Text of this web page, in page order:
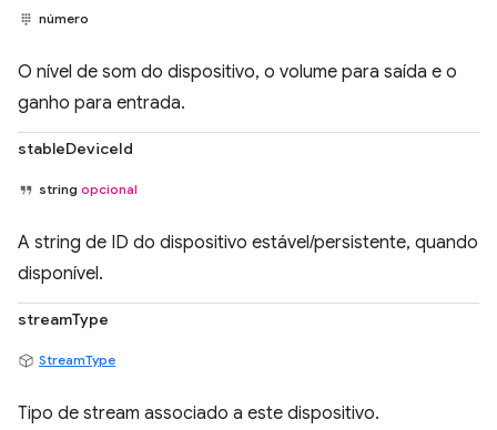
número
O nível de som do dispositivo, o volume para saída e o
ganho para entrada.
stableDeviceId
string opcional
A string de ID do dispositivo estável/persistente, quando
disponível.
streamType
StreamType
Tipo de stream associado a este dispositivo.